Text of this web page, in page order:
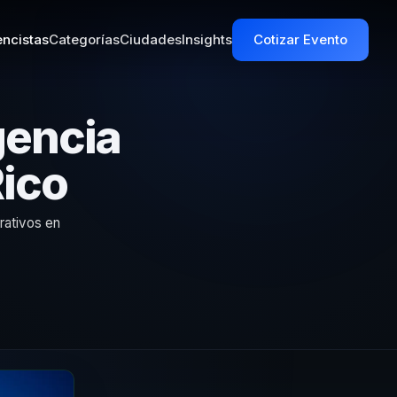
CategoríasCiudadesInsights Cotizar Evento
en